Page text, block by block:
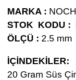
MARKA : NOCH
STOK KODU :
ÖLÇÜ : 2.5 mm
İÇİNDEKİLER:
20 Gram Süs